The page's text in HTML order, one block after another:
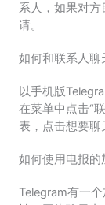
系人，如果对
请。
如何和联系人聊
以手机版
在菜单中点击“
表，点击想要聊
如何使用电报的
Telegram有一